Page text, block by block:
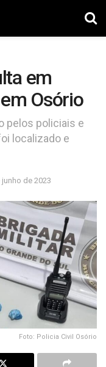
em
Osório
pelos policiais e
localizado e
junho de 2023
Foto: Policia Civil Osório